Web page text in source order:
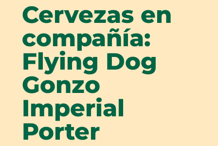
Cervezas en
compañía:
Flying Dog
Gonzo
Imperial
Porter